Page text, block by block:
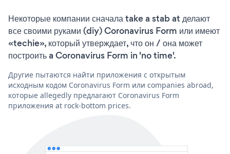
Некоторые компании сначала take a stab at делают
все своими руками (diy) Coronavirus Form или имеют
«techie», который утверждает, что он / она может
построить a Coronavirus Form in 'no time'.
Другие пытаются найти приложения с открытым
исходным кодом Coronavirus Form или companies abroad,
которые allegedly предлагают Coronavirus Form
приложения at rock-bottom prices.